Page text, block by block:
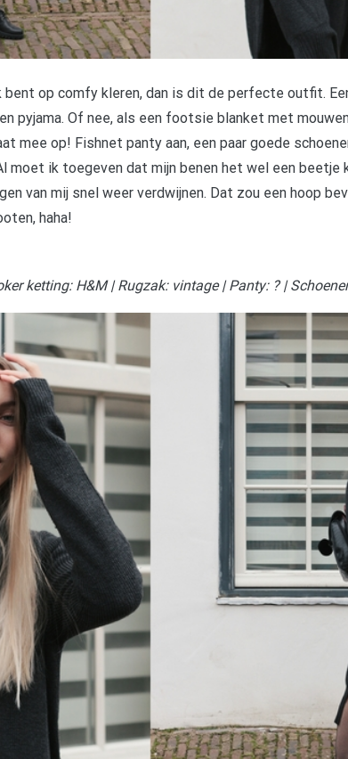
bent op comfy kleren, dan is dit de perfecte outfit.
pyjama. Of nee, als een footsie blanket met
mee op! Fishnet panty aan, een paar goede
moet ik toegeven dat mijn benen het wel een beetje
van mij snel weer verdwijnen. Dat zou een hoop
haha!
ketting: H&M | Rugzak: vintage | Panty: ? |